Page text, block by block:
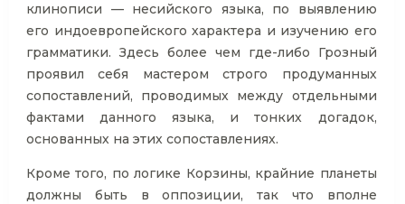
клинописи — несийского языка, по выявлению
его индоевропейского характера и изучению его
грамматики. Здесь более чем где-либо Грозный
проявил себя мастером строго продуманных
сопоставлений, проводимых между отдельными
фактами данного языка, и тонких догадок,
основанных на этих сопоставлениях.
Кроме того, по логике Корзины, крайние планеты
должны быть в оппозиции, так что вполне